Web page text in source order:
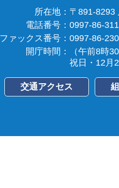
所在地： 〒891-8293
電話番号： 0997-86-
ファックス番号： 0997-86-
開庁時間：
（午前8時
祝日・12月
交通アクセス